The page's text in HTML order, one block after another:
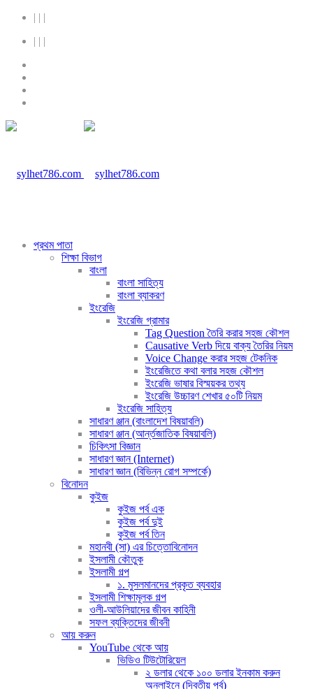
| | |
| | |
প্রথম পাতা
শিক্ষা বিভাগ
বাংলা
বাংলা সাহিত্য
বাংলা ব্যাকরণ
ইংরেজি
ইংরেজি গ্রামার
Tag Question তৈরি করার সহজ কৌশল
Causative Verb দিয়ে বাক্য তৈরির নিয়ম
Voice Change করার সহজ টেকনিক
ইংরেজিতে কথা বলার সহজ কৌশল
ইংরেজি ভাষার বিস্ময়কর তথ্য
ইংরেজি উচ্চারণ শেখার ৫০টি নিয়ম
ইংরেজি সাহিত্য
সাধারণ ঞ্জান (বাংলাদেশ বিষয়াবলি)
সাধারণ ঞ্জান (আর্ন্তজাতিক বিষয়াবলি)
চিকিৎসা বিজ্ঞান
সাধারণ জ্ঞান (Internet)
সাধারণ জ্ঞান (বিভিন্ন রোগ সম্পর্কে)
বিনোদন
কুইজ
কুইজ পর্ব এক
কুইজ পর্ব দুই
কুইজ পর্ব তিন
মহানবী (সা) এর চিত্তোবিনোদন
ইসলামী কৌতুক
ইসলামী গল্প
১. মুসলমানদের প্রকৃত ব্যবহার
ইসলামী শিক্ষামূলক গল্প
ওলী-আউলিয়াদের জীবন কাহিনী
সফল ব্যক্তিদের জীবনী
আয় করুন
YouTube থেকে আয়
ভিডিও টিউটোরিয়েল
২ ডলার থেকে ১০০ ডলার ইনকাম করুন
অনলাইনে (দ্বিতীয় পর্ব)